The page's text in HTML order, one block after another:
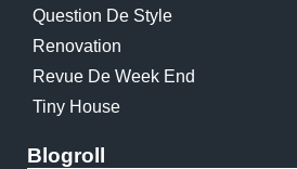
Question De Style
Renovation
Revue De Week End
Tiny House
Blogroll